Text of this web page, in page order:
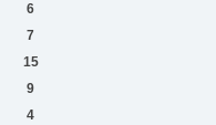
6
7
15
9
4